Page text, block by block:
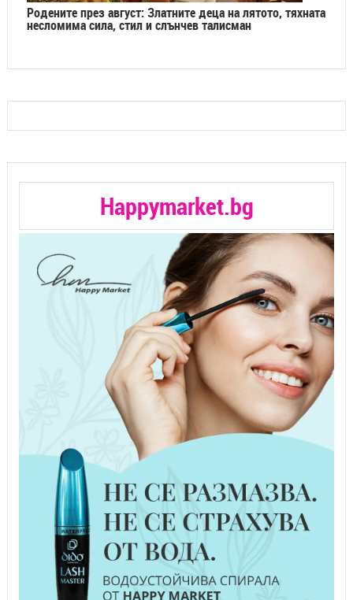
Родените през август: Златните деца на лятото, тяхната
несломима сила, стил и слънчев талисман
Happymarket.bg